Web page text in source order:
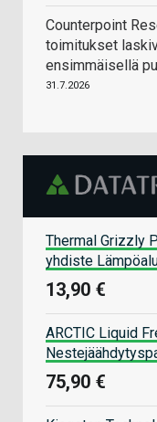
Counterpoint
toimitukset
ensimmäisellä
31.7.2026
Thermal Grizzly
yhdiste
13,90 €
ARCTIC Liquid
75,90 €